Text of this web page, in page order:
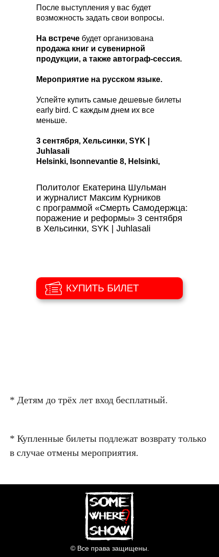
После выступления у вас будет
возможность задать свои вопросы.
На встрече будет организована
продажа книг и сувенирной
продукции, а также автограф-сессия.
Мероприятие на русском языке.
Успейте купить самые дешевые билеты
early bird. C каждым днем их все
меньше.
3 сентября, Хельсинки, SYK |
Juhlasali
Helsinki, Isonnevantie 8, Helsinki,
Начало 19:00
Политолог Екатерина Шульман
и журналист Максим Курников
с программой «Смерть Самодержца:
поражение и реформы» 3 сентября
в Хельсинки, SYK | Juhlasali
КУПИТЬ БИЛЕТ
* Детям до трёх лет вход бесплатный.
* Купленные билеты подлежат возврату только
в случае отмены мероприятия.
© Все права защищены.